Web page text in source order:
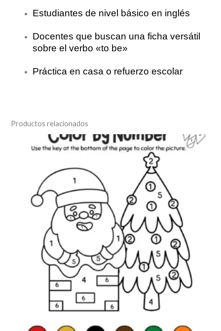
Estudiantes de nivel básico en inglés
Docentes que buscan una ficha versátil
sobre el verbo «to be»
Práctica en casa o refuerzo escolar
Productos relacionados